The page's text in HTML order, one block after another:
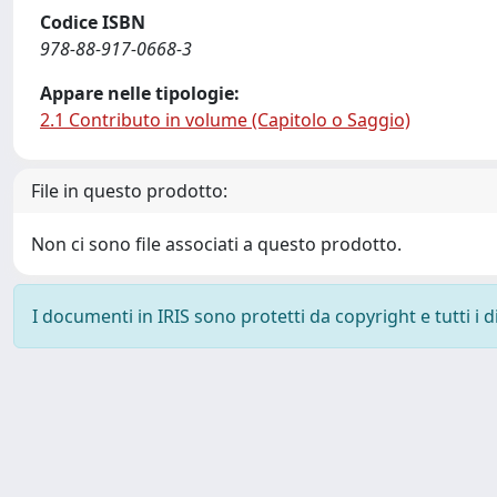
Codice ISBN
978-88-917-0668-3
Appare nelle tipologie:
2.1 Contributo in volume (Capitolo o Saggio)
File in questo prodotto:
Non ci sono file associati a questo prodotto.
I documenti in IRIS sono protetti da copyright e tutti i